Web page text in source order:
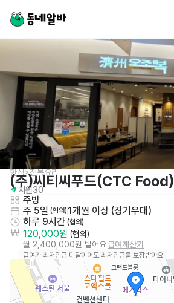
한식>전복요리
(주)씨티씨푸드(CTC Food)
지원30
주방
주 5일 (협의) 1개월 이상 (장기우대)
하루 9시간 (협의)
120,000원 (협의)
월 2,400,000원 벌어요급여계산기
급여가 최저임금 미달이어도 최저임금을 보장받아요